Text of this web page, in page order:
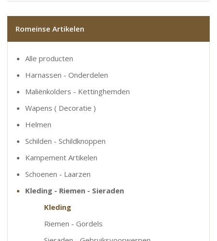
Romeinse Artikelen
Alle producten
Harnassen - Onderdelen
Maliënkolders - Kettinghemden
Wapens ( Decoratie )
Helmen
Schilden - Schildknoppen
Kampement Artikelen
Schoenen - Laarzen
Kleding - Riemen - Sieraden
Kleding
Riemen - Gordels